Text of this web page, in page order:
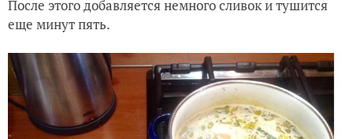
После этого добавляется немного сливок и тушится
еще минут пять.